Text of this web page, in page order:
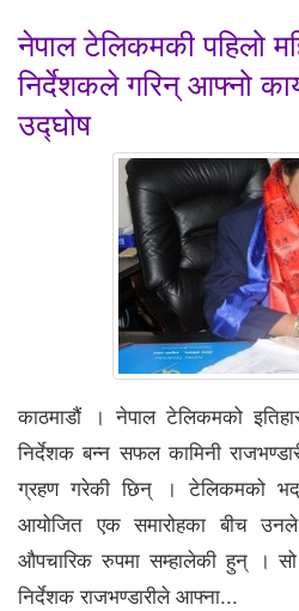
नेपाल टेलिकमकी पहिलो
निर्देशकले गरिन् आफ्नो
उद्घोष
काठमाडौं । नेपाल टेलिकमको
निर्देशक बन्न सफल कामिनी
ग्रहण गरेकी छिन् । टेलिकमको
आयोजित एक समारोहका बीच उनले
औपचारिक रुपमा सम्हालेकी हुन् ।
निर्देशक राजभण्डारीले आफ्ना...